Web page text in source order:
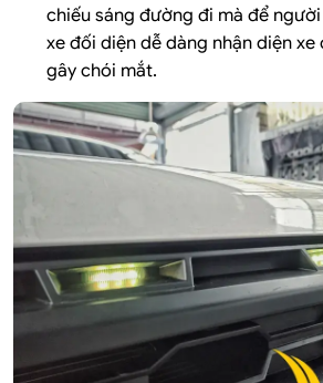
chiếu sáng đường đi mà để
xe đối diện dễ dàng nhận diện xe
gây chói mắt.